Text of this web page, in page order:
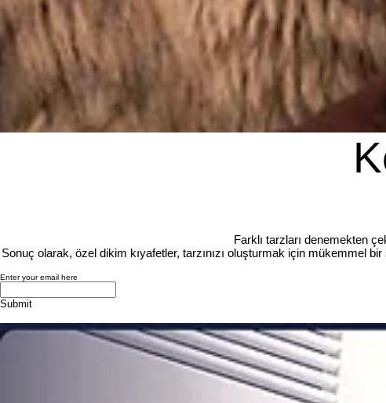
Kişisel Tarzınıza Uygun Özel Dikim Gömlek Nasıl Seçilir
Bir yorum yazın... Bir yorum yazın...
Farklı tarzları denemekten
Sonuç olarak, özel dikim kıyafetler, tarzınızı oluşturmak için mükemmel
Enter your email here
Submit